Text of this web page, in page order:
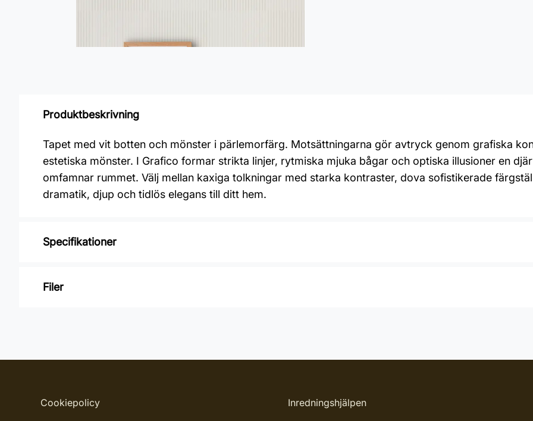
Produktbeskrivning
Tapet med vit botten och mönster i pärlemorfärg. Motsättningarna gör avtryck genom grafiska
estetiska mönster. I Grafico formar strikta linjer, rytmiska mjuka bågar och optiska illusioner en
omfamnar rummet. Välj mellan kaxiga tolkningar med starka kontraster, dova sofistikerade
dramatik, djup och tidlös elegans till ditt hem.
Specifikationer
Varumärke: Midbec Tapeter
Bredd: 0,53 m
Filer
Cookiepolicy Inredningshjälpen